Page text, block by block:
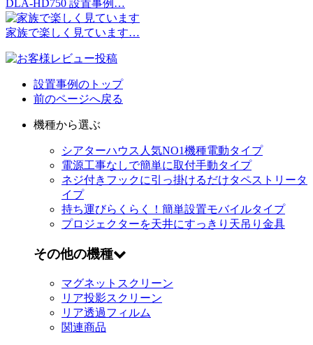
DLA-HD750 設置事例…
家族で楽しく見ています…
設置事例のトップ
前のページへ戻る
機種から選ぶ
シアターハウス人気NO1機種電動タイプ
電源工事なしで簡単に取付手動タイプ
ネジ付きフックに引っ掛けるだけタペストリータ
イプ
持ち運びらくらく！簡単設置モバイルタイプ
プロジェクターを天井にすっきり 天吊り金具
その他の機種
マグネットスクリーン
リア投影スクリーン
リア透過フィルム
関連商品